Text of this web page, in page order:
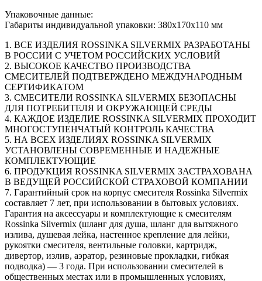
Упаковочные данные:
Габариты индивидуальной упаковки: 380х170х110 мм
1. ВСЕ ИЗДЕЛИЯ ROSSINKA SILVERMIX РАЗРАБОТАНЫ
В РОССИИ С УЧЕТОМ РОССИЙСКИХ УСЛОВИЙ
2. ВЫСОКОЕ КАЧЕСТВО ПРОИЗВОДСТВА
СМЕСИТЕЛЕЙ ПОДТВЕРЖДЕНО МЕЖДУНАРОДНЫМ
СЕРТИФИКАТОМ
3. СМЕСИТЕЛИ ROSSINKA SILVERMIX БЕЗОПАСНЫ
ДЛЯ ПОТРЕБИТЕЛЯ И ОКРУЖАЮЩЕЙ СРЕДЫ
4. КАЖДОЕ ИЗДЕЛИЕ ROSSINKA SILVERMIX ПРОХОДИТ
МНОГОСТУПЕНЧАТЫЙ КОНТРОЛЬ КАЧЕСТВА
5. НА ВСЕХ ИЗДЕЛИЯХ ROSSINKA SILVERMIX
УСТАНОВЛЕНЫ СОВРЕМЕННЫЕ И НАДЕЖНЫЕ
КОМПЛЕКТУЮЩИЕ
6. ПРОДУКЦИЯ ROSSINKA SILVERMIX ЗАСТРАХОВАНА
В ВЕДУЩЕЙ РОССИЙСКОЙ СТРАХОВОЙ КОМПАНИИ
7. Гарантийный срок на корпус смесителя Rossinka Silvermix
составляет 7 лет, при использовании в бытовых условиях.
Гарантия на аксессуары и комплектующие к смесителям
Rossinka Silvermix (шланг для душа, шланг для вытяжного
излива, душевая лейка, настенное крепление для лейки,
рукоятки смесителя, вентильные головки, картридж,
дивертор, излив, аэратор, резиновые прокладки, гибкая
подводка) — 3 года. При использовании смесителей в
общественных местах или в промышленных условиях,